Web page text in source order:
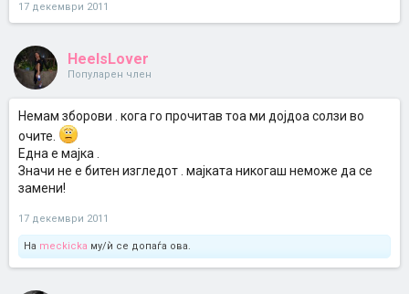
17 декември 2011
HeelsLover
Популарен член
Немам зборови . кога го прочитав тоа ми дојдоа солзи во
очите.
Една е мајка .
Значи не е битен изгледот . мајката никогаш неможе да се
замени!
17 декември 2011
На meckicka му/ѝ се допаѓа ова.